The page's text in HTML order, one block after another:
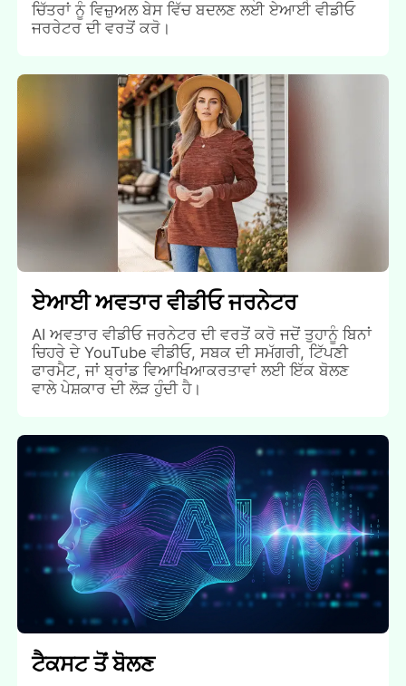
ਚਿੱਤਰਾਂ ਨੂੰ ਵਿਜ਼ੁਅਲ ਬੇਸ ਵਿੱਚ ਬਦਲਣ ਲਈ ਏਆਈ ਵੀਡੀਓ
ਜਰਰੇਟਰ ਦੀ ਵਰਤੋਂ ਕਰੋ।
ਏਆਈ ਅਵਤਾਰ ਵੀਡੀਓ ਜਰਨੇਟਰ
AI ਅਵਤਾਰ ਵੀਡੀਓ ਜਰਨੇਟਰ ਦੀ ਵਰਤੋਂ ਕਰੋ ਜਦੋਂ ਤੁਹਾਨੂੰ ਬਿਨਾਂ
ਚਿਹਰੇ ਦੇ YouTube ਵੀਡੀਓ, ਸਬਕ ਦੀ ਸਮੱਗਰੀ, ਟਿੱਪਣੀ
ਫਾਰਮੈਟ, ਜਾਂ ਬ੍ਰਾਂਡ ਵਿਆਖਿਆਕਰਤਾਵਾਂ ਲਈ ਇੱਕ ਬੋਲਣ
ਵਾਲੇ ਪੇਸ਼ਕਾਰ ਦੀ ਲੋੜ ਹੁੰਦੀ ਹੈ।
ਟੈਕਸਟ ਤੋਂ ਬੋਲਣ